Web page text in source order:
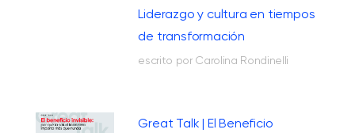
Liderazgo y cultura en tiempos
de transformación
escrito por Carolina Rondinelli
Great Talk | El Beneficio